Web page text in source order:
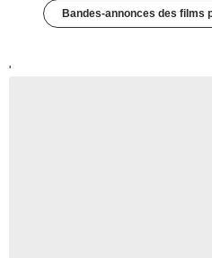
Bandes-annonces des films
'